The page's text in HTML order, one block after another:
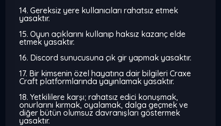
14. Gereksiz yere kullanıcıları rahatsız etmek
yasaktır.
15. Oyun açıklarını kullanıp haksız kazanç elde
etmek yasaktır.
16. Discord sunucusuna çık gir yapmak yasaktır.
17. Bir kimsenin özel hayatına dair bilgileri Craxe
Craft platformlarında yayınlamak yasaktır.
18. Yetkililere karşı; rahatsız edici konuşmak,
onurlarını kırmak, oyalamak, dalga geçmek ve
diğer bütün olumsuz davranışları göstermek
yasaktır.